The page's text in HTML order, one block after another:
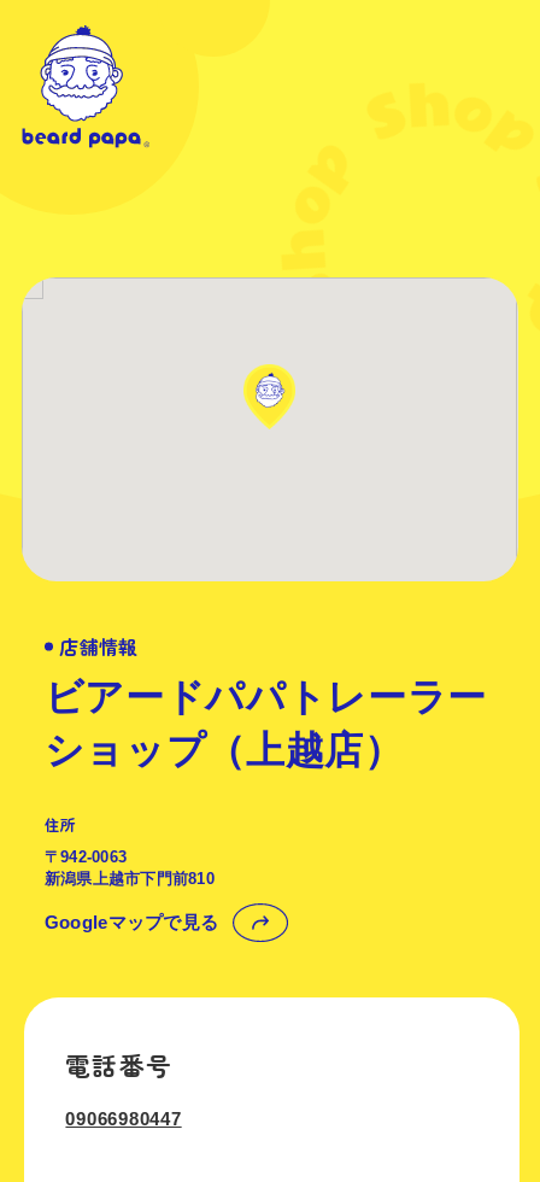
店舗情報
ビアードパパトレーラー
ショップ（上越店）
住所
〒942-0063
新潟県上越市下門前810
Googleマップで見る
電話番号
09066980447